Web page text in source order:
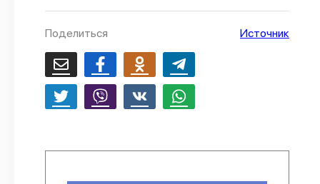
Поделиться Источник